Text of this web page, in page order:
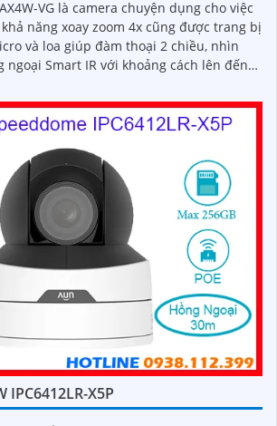
VG là camera chuyện dụng cho việc
năng xoay zoom 4x cũng được trang bị
và loa giúp đàm thoại 2 chiều, nhìn
ngoại Smart IR với khoảng cách lên đến
IPC6412LR-X5P